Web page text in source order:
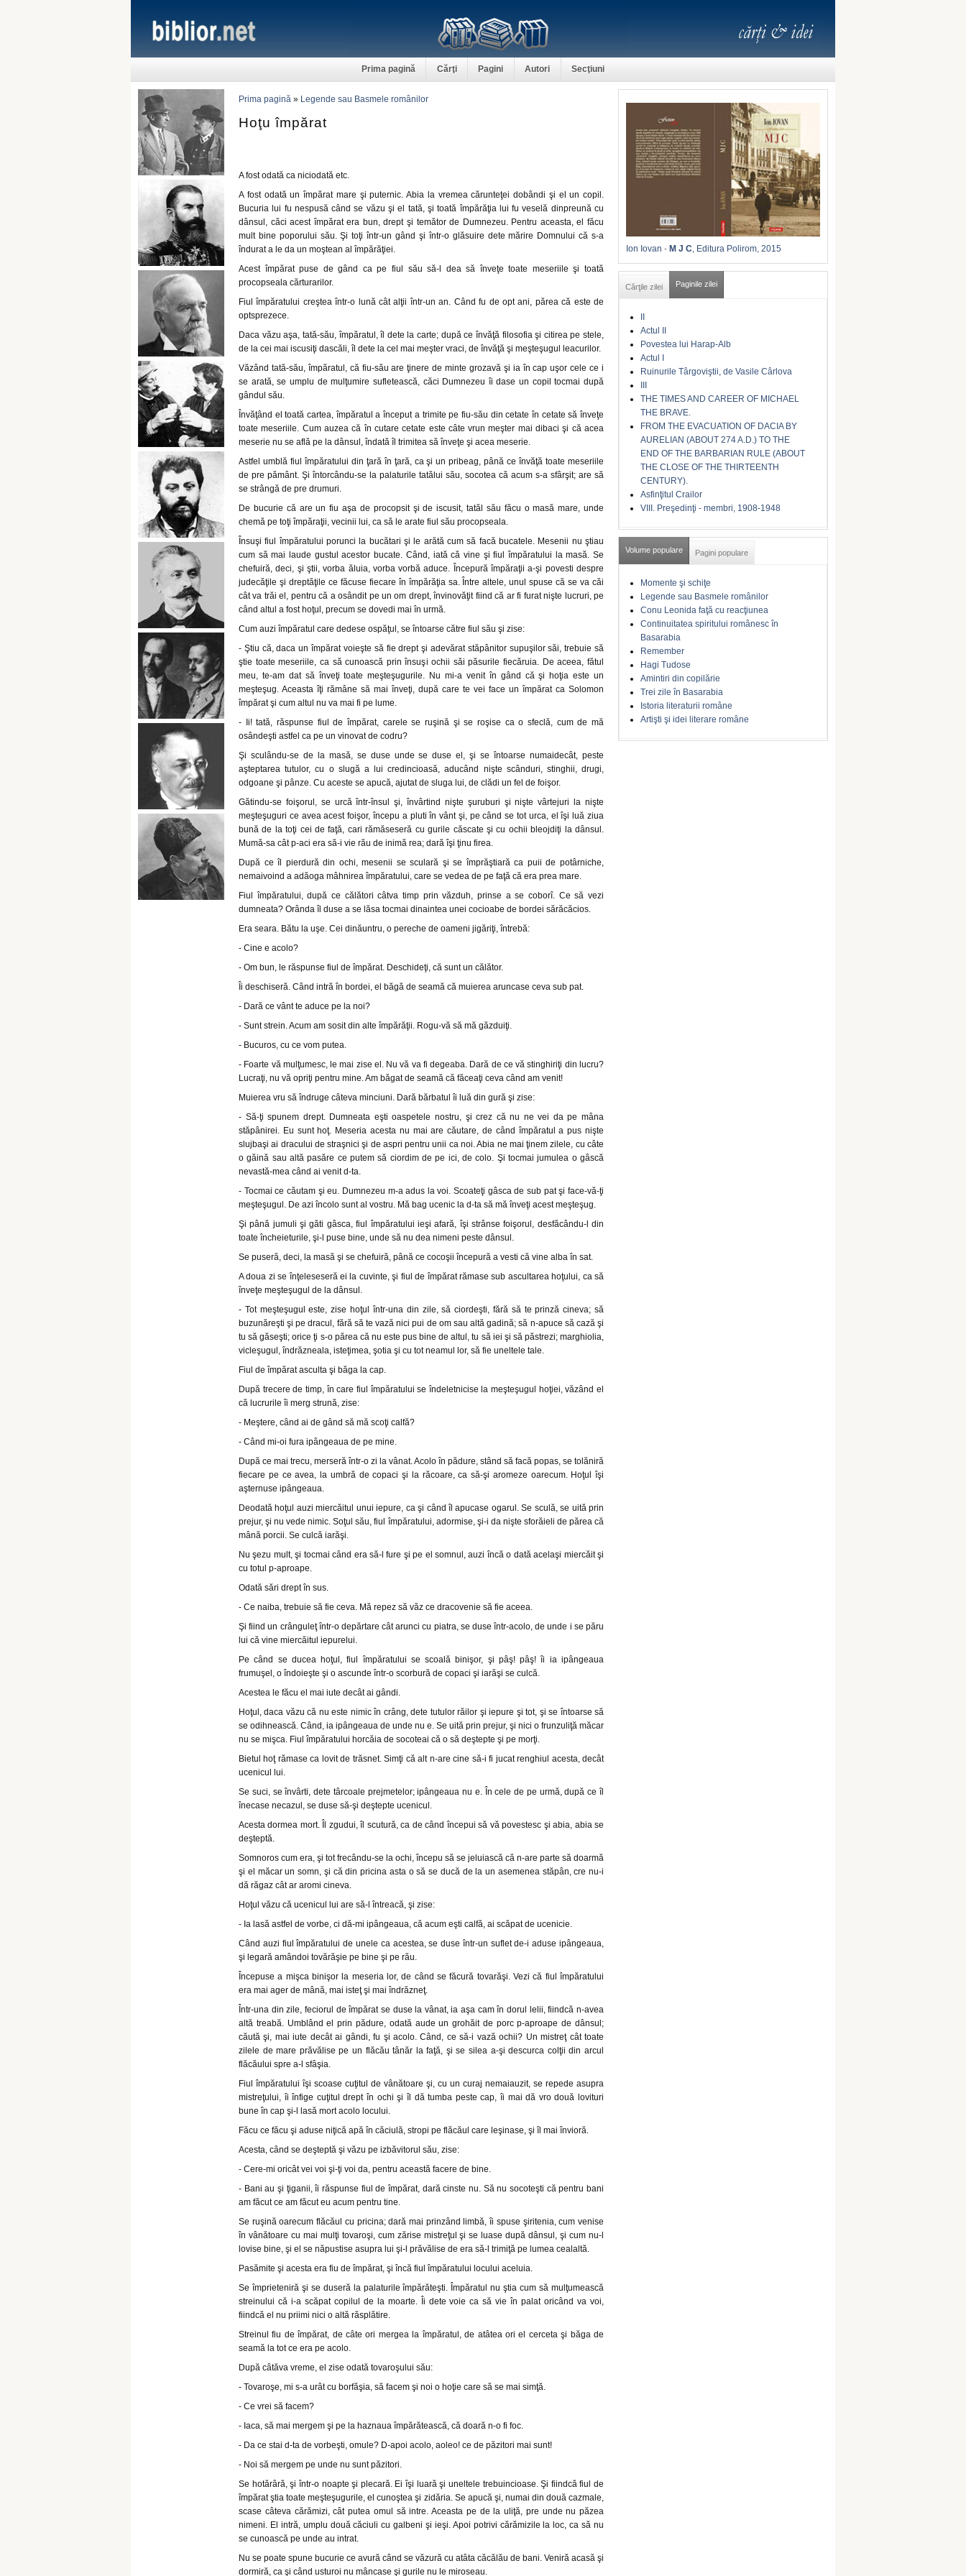
Prima pagină Cărţi Pagini Autori Secţiuni
Prima pagină » Legende sau Basmele românilor
Hoţu împărat
A fost odată ca niciodată etc.
A fost odată un împărat mare şi puternic. Abia la vremea cărunteţei dobândi şi el un copil.
Bucuria lui fu nespusă când se văzu şi el tată, şi toată împărăţia lui fu veselă dinpreună cu
dânsul, căci acest împărat era bun, drept şi temător de Dumnezeu. Pentru aceasta, el făcu
mult bine poporului său. Şi toţi într-un gând şi într-o glăsuire dete mărire Domnului că s-a
îndurat a le da un moştean al împărăţiei.
Acest împărat puse de gând ca pe fiul său să-l dea să înveţe toate meseriile şi toată
procopseala cărturarilor.
Fiul împăratului creştea într-o lună cât alţii într-un an. Când fu de opt ani, părea că este de
optsprezece.
Daca văzu aşa, tată-său, împăratul, îl dete la carte; după ce învăţă filosofia şi citirea pe stele,
de la cei mai iscusiţi dascăli, îl dete la cel mai meşter vraci, de învăţă şi meşteşugul leacurilor.
Văzând tată-său, împăratul, că fiu-său are ţinere de minte grozavă şi ia în cap uşor cele ce i
se arată, se umplu de mulţumire sufletească, căci Dumnezeu îi dase un copil tocmai după
gândul său.
Învăţând el toată cartea, împăratul a început a trimite pe fiu-său din cetate în cetate să înveţe
toate meseriile. Cum auzea că în cutare cetate este câte vrun meşter mai dibaci şi că acea
meserie nu se află pe la dânsul, îndată îl trimitea să înveţe şi acea meserie.
Astfel umblă fiul împăratului din ţară în ţară, ca şi un pribeag, până ce învăţă toate meseriile
de pre pământ. Şi întorcându-se la palaturile tatălui său, socotea că acum s-a sfârşit; are să
se strângă de pre drumuri.
De bucurie că are un fiu aşa de procopsit şi de iscusit, tatăl său făcu o masă mare, unde
chemă pe toţi împăraţii, vecinii lui, ca să le arate fiul său procopseala.
Însuşi fiul împăratului porunci la bucătari şi le arătă cum să facă bucatele. Mesenii nu ştiau
cum să mai laude gustul acestor bucate. Când, iată că vine şi fiul împăratului la masă. Se
chefuiră, deci, şi ştii, vorba ăluia, vorba vorbă aduce. Începură împăraţii a-şi povesti despre
judecăţile şi dreptăţile ce făcuse fiecare în împărăţia sa. Între altele, unul spuse că se va căi
cât va trăi el, pentru că a osândit pe un om drept, învinovăţit fiind că ar fi furat nişte lucruri, pe
când altul a fost hoţul, precum se dovedi mai în urmă.
Cum auzi împăratul care dedese ospăţul, se întoarse către fiul său şi zise:
- Ştiu că, daca un împărat voieşte să fie drept şi adevărat stăpânitor supuşilor săi, trebuie să
ştie toate meseriile, ca să cunoască prin însuşi ochii săi păsurile fiecăruia. De aceea, fătul
meu, te-am dat să înveţi toate meşteşugurile. Nu mi-a venit în gând că şi hoţia este un
meşteşug. Aceasta îţi rămâne să mai înveţi, după care te vei face un împărat ca Solomon
împărat şi cum altul nu va mai fi pe lume.
- Ii! tată, răspunse fiul de împărat, carele se ruşină şi se roşise ca o sfeclă, cum de mă
osândeşti astfel ca pe un vinovat de codru?
Şi sculându-se de la masă, se duse unde se duse el, şi se întoarse numaidecât, peste
aşteptarea tutulor, cu o slugă a lui credincioasă, aducând nişte scânduri, stinghii, drugi,
odgoane şi pânze. Cu aceste se apucă, ajutat de sluga lui, de clădi un fel de foişor.
Gătindu-se foişorul, se urcă într-însul şi, învârtind nişte şuruburi şi nişte vârtejuri la nişte
meşteşuguri ce avea acest foişor, începu a pluti în vânt şi, pe când se tot urca, el îşi luă ziua
bună de la toţi cei de faţă, cari rămăseseră cu gurile căscate şi cu ochii bleojdiţi la dânsul.
Mumă-sa cât p-aci era să-i vie rău de inimă rea; dară îşi ţinu firea.
După ce îl pierdură din ochi, mesenii se sculară şi se împrăştiară ca puii de potârniche,
nemaivoind a adăoga mâhnirea împăratului, care se vedea de pe faţă că era prea mare.
Fiul împăratului, după ce călători câtva timp prin văzduh, prinse a se coborî. Ce să vezi
dumneata? Orânda îl duse a se lăsa tocmai dinaintea unei cocioabe de bordei sărăcăcios.
Era seara. Bătu la uşe. Cei dinăuntru, o pereche de oameni jigăriţi, întrebă:
- Cine e acolo?
- Om bun, le răspunse fiul de împărat. Deschideţi, că sunt un călător.
Îi deschiseră. Când intră în bordei, el băgă de seamă că muierea aruncase ceva sub pat.
- Dară ce vânt te aduce pe la noi?
- Sunt strein. Acum am sosit din alte împărăţii. Rogu-vă să mă găzduiţi.
- Bucuros, cu ce vom putea.
- Foarte vă mulţumesc, le mai zise el. Nu vă va fi degeaba. Dară de ce vă stinghiriţi din lucru?
Lucraţi, nu vă opriţi pentru mine. Am băgat de seamă că făceaţi ceva când am venit!
Muierea vru să îndruge câteva minciuni. Dară bărbatul îi luă din gură şi zise:
- Să-ţi spunem drept. Dumneata eşti oaspetele nostru, şi crez că nu ne vei da pe mâna
stăpânirei. Eu sunt hoţ. Meseria acesta nu mai are căutare, de când împăratul a pus nişte
slujbaşi ai dracului de straşnici şi de aspri pentru unii ca noi. Abia ne mai ţinem zilele, cu câte
o găină sau altă pasăre ce putem să ciordim de pe ici, de colo. Şi tocmai jumulea o gâscă
nevastă-mea când ai venit d-ta.
- Tocmai ce căutam şi eu. Dumnezeu m-a adus la voi. Scoateţi gâsca de sub pat şi face-vă-ţi
meşteşugul. De azi încolo sunt al vostru. Mă bag ucenic la d-ta să mă înveţi acest meşteşug.
Şi până jumuli şi găti gâsca, fiul împăratului ieşi afară, îşi strânse foişorul, desfăcându-l din
toate încheieturile, şi-l puse bine, unde să nu dea nimeni peste dânsul.
Se puseră, deci, la masă şi se chefuiră, până ce cocoşii începură a vesti că vine alba în sat.
A doua zi se înţeleseseră ei la cuvinte, şi fiul de împărat rămase sub ascultarea hoţului, ca să
înveţe meşteşugul de la dânsul.
- Tot meşteşugul este, zise hoţul într-una din zile, să ciordeşti, fără să te prinză cineva; să
buzunăreşti şi pe dracul, fără să te vază nici pui de om sau altă gadină; să n-apuce să cază şi
tu să găseşti; orice ţi s-o părea că nu este pus bine de altul, tu să iei şi să păstrezi; marghiolia,
vicleşugul, îndrăzneala, isteţimea, şotia şi cu tot neamul lor, să fie uneltele tale.
Fiul de împărat asculta şi băga la cap.
După trecere de timp, în care fiul împăratului se îndeletnicise la meşteşugul hoţiei, văzând el
că lucrurile îi merg strună, zise:
- Meştere, când ai de gând să mă scoţi calfă?
- Când mi-oi fura ipângeaua de pe mine.
După ce mai trecu, merseră într-o zi la vânat. Acolo în pădure, stând să facă popas, se tolăniră
fiecare pe ce avea, la umbră de copaci şi la răcoare, ca să-şi aromeze oarecum. Hoţul îşi
aşternuse ipângeaua.
Deodată hoţul auzi miercăitul unui iepure, ca şi când îl apucase ogarul. Se sculă, se uită prin
prejur, şi nu vede nimic. Soţul său, fiul împăratului, adormise, şi-i da nişte sforăieli de părea că
mână porcii. Se culcă iarăşi.
Nu şezu mult, şi tocmai când era să-l fure şi pe el somnul, auzi încă o dată acelaşi miercăit şi
cu totul p-aproape.
Odată sări drept în sus.
- Ce naiba, trebuie să fie ceva. Mă repez să văz ce dracovenie să fie aceea.
Şi fiind un crânguleţ într-o depărtare cât arunci cu piatra, se duse într-acolo, de unde i se păru
lui că vine miercăitul iepurelui.
Pe când se ducea hoţul, fiul împăratului se scoală binişor, şi pâş! pâş! îi ia ipângeaua
frumuşel, o îndoieşte şi o ascunde într-o scorbură de copaci şi iarăşi se culcă.
Acestea le făcu el mai iute decât ai gândi.
Hoţul, daca văzu că nu este nimic în crâng, dete tutulor răilor şi iepure şi tot, şi se întoarse să
se odihnească. Când, ia ipângeaua de unde nu e. Se uită prin prejur, şi nici o frunzuliţă măcar
nu se mişca. Fiul împăratului horcăia de socoteai că o să deştepte şi pe morţi.
Bietul hoţ rămase ca lovit de trăsnet. Simţi că alt n-are cine să-i fi jucat renghiul acesta, decât
ucenicul lui.
Se suci, se învârti, dete târcoale prejmetelor; ipângeaua nu e. În cele de pe urmă, după ce îl
înecase necazul, se duse să-şi deştepte ucenicul.
Acesta dormea mort. Îl zgudui, îl scutură, ca de când începui să vă povestesc şi abia, abia se
deşteptă.
Somnoros cum era, şi tot frecându-se la ochi, începu să se jeluiască că n-are parte să doarmă
şi el măcar un somn, şi că din pricina asta o să se ducă de la un asemenea stăpân, cre nu-i
dă răgaz cât ar aromi cineva.
Hoţul văzu că ucenicul lui are să-l întreacă, şi zise:
- Ia lasă astfel de vorbe, ci dă-mi ipângeaua, că acum eşti calfă, ai scăpat de ucenicie.
Când auzi fiul împăratului de unele ca acestea, se duse într-un suflet de-i aduse ipângeaua,
şi legară amândoi tovărăşie pe bine şi pe rău.
Începuse a mişca binişor la meseria lor, de când se făcură tovarăşi. Vezi că fiul împăratului
era mai ager de mână, mai isteţ şi mai îndrăzneţ.
Într-una din zile, feciorul de împărat se duse la vânat, ia aşa cam în dorul lelii, fiindcă n-avea
altă treabă. Umblând el prin pădure, odată aude un grohăit de porc p-aproape de dânsul;
căută şi, mai iute decât ai gândi, fu şi acolo. Când, ce să-i vază ochii? Un mistreţ cât toate
zilele de mare prăvălise pe un flăcău tânăr la faţă, şi se silea a-şi descurca colţii din arcul
flăcăului spre a-l sfâşia.
Fiul împăratului îşi scoase cuţitul de vânătoare şi, cu un curaj nemaiauzit, se repede asupra
mistreţului, îi înfige cuţitul drept în ochi şi îl dă tumba peste cap, îi mai dă vro două lovituri
bune în cap şi-l lasă mort acolo locului.
Făcu ce făcu şi aduse niţică apă în căciulă, stropi pe flăcăul care leşinase, şi îl mai învioră.
Acesta, când se deşteptă şi văzu pe izbăvitorul său, zise:
- Cere-mi oricât vei voi şi-ţi voi da, pentru această facere de bine.
- Bani au şi ţiganii, îi răspunse fiul de împărat, dară cinste nu. Să nu socoteşti că pentru bani
am făcut ce am făcut eu acum pentru tine.
Se ruşină oarecum flăcăul cu pricina; dară mai prinzând limbă, îi spuse şiritenia, cum venise
în vânătoare cu mai mulţi tovaroşi, cum zărise mistreţul şi se luase după dânsul, şi cum nu-l
lovise bine, şi el se năpustise asupra lui şi-l prăvălise de era să-l trimiţă pe lumea cealaltă.
Pasămite şi acesta era fiu de împărat, şi încă fiul împăratului locului aceluia.
Se împrieteniră şi se duseră la palaturile împărăteşti. Împăratul nu ştia cum să mulţumească
streinului că i-a scăpat copilul de la moarte. Îi dete voie ca să vie în palat oricând va voi,
fiindcă el nu priimi nici o altă răsplătire.
Streinul fiu de împărat, de câte ori mergea la împăratul, de atâtea ori el cerceta şi băga de
seamă la tot ce era pe acolo.
După câtăva vreme, el zise odată tovaroşului său:
- Tovaroşe, mi s-a urât cu borfăşia, să facem şi noi o hoţie care să se mai simţă.
- Ce vrei să facem?
- Iaca, să mai mergem şi pe la haznaua împărătească, că doară n-o fi foc.
- Da ce stai d-ta de vorbeşti, omule? D-apoi acolo, aoleo! ce de păzitori mai sunt!
- Noi să mergem pe unde nu sunt păzitori.
Se hotărâră, şi într-o noapte şi plecară. Ei îşi luară şi uneltele trebuincioase. Şi fiindcă fiul de
împărat ştia toate meşteşugurile, el cunoştea şi zidăria. Se apucă şi, numai din două cazmale,
scase câteva cărămizi, cât putea omul să intre. Aceasta pe de la uliţă, pre unde nu păzea
nimeni. El intră, umplu două căciuli cu galbeni şi ieşi. Apoi potrivi cărămizile la loc, ca să nu
se cunoască pe unde au intrat.
Nu se poate spune bucurie ce avură când se văzură cu atâta căcălău de bani. Veniră acasă şi
dormiră, ca şi când usturoi nu mâncase şi gurile nu le miroseau.
Ion Iovan - M J C, Editura Polirom, 2015
Cărţile zilei Paginile zilei
II
Actul II
Povestea lui Harap-Alb
Actul I
Ruinurile Târgoviştii, de Vasile Cârlova
III
THE TIMES AND CAREER OF MICHAEL
THE BRAVE.
FROM THE EVACUATION OF DACIA BY
AURELIAN (ABOUT 274 A.D.) TO THE
END OF THE BARBARIAN RULE (ABOUT
THE CLOSE OF THE THIRTEENTH
CENTURY).
Asfinţitul Crailor
VIII. Preşedinţi - membri, 1908-1948
Volume populare Pagini populare
Momente şi schiţe
Legende sau Basmele românilor
Conu Leonida faţă cu reacţiunea
Continuitatea spiritului românesc în
Basarabia
Remember
Hagi Tudose
Amintiri din copilărie
Trei zile în Basarabia
Istoria literaturii române
Artişti şi idei literare române